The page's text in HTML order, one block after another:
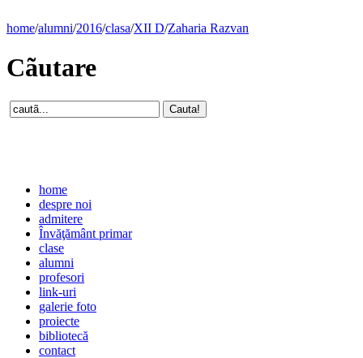
home/alumni/2016/clasa/XII D/Zaharia Razvan
Cãutare
home
despre noi
admitere
Învăţământ primar
clase
alumni
profesori
link-uri
galerie foto
proiecte
bibliotecă
contact